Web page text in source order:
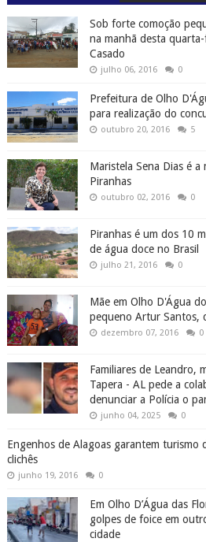
Sob forte comoção
na manhã desta
Casado
julho 06, 2016 0
Prefeitura de Olho
para realização do
outubro 20, 2016 5
Maristela Sena Dias é
Piranhas
outubro 02, 2016 0
Piranhas é um dos 10
de água doce no Brasil
julho 21, 2016 0
Mãe em Olho D'Água
pequeno Artur Santos,
dezembro 07, 2016 0
Familiares de Leandro,
Tapera - AL pede a
denunciar a Polícia o
junho 04, 2025 0
Engenhos de Alagoas garantem turismo
clichês
junho 19, 2016 0
Em Olho D’Água das
golpes de foice em
cidade